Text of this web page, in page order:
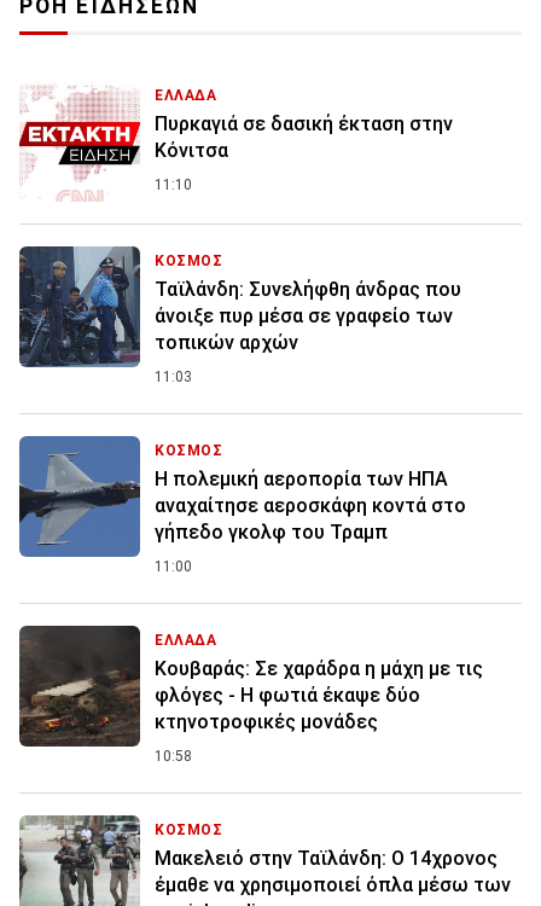
ΡΟΗ ΕΙΔΗΣΕΩΝ
ΕΛΛΑΔΑ
Πυρκαγιά σε δασική έκταση στην
Κόνιτσα
11:10
ΚΟΣΜΟΣ
Ταϊλάνδη: Συνελήφθη άνδρας που
άνοιξε πυρ μέσα σε γραφείο των
τοπικών αρχών
11:03
ΚΟΣΜΟΣ
Η πολεμική αεροπορία των ΗΠΑ
αναχαίτησε αεροσκάφη κοντά στο
γήπεδο γκολφ του Τραμπ
11:00
ΕΛΛΑΔΑ
Κουβαράς: Σε χαράδρα η μάχη με τις
φλόγες - Η φωτιά έκαψε δύο
κτηνοτροφικές μονάδες
10:58
ΚΟΣΜΟΣ
Μακελειό στην Ταϊλάνδη: Ο 14χρονος
έμαθε να χρησιμοποιεί όπλα μέσω των